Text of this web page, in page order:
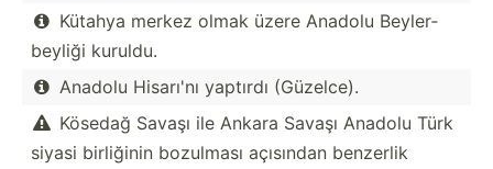

Kütahya merkez olmak üzere Anadolu Beyler­
beyliği kuruldu.
 Anadolu Hisarı'nı yaptırdı (Güzelce).

Kösedağ Savaşı ile Ankara Savaşı Anadolu Türk
siyasi birliğinin bozulması açısından benzerlik